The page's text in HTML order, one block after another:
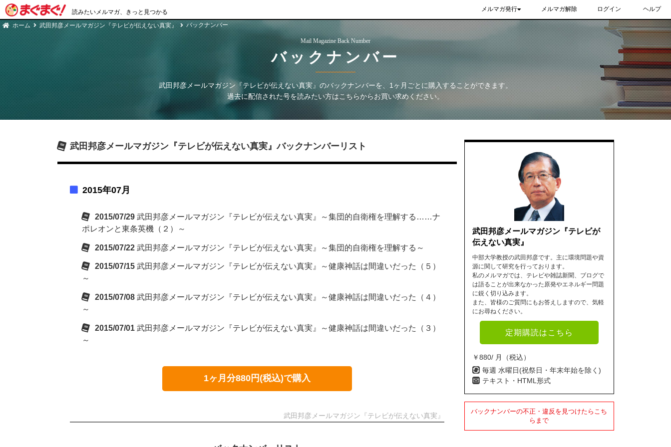
読みたいメルマガ、きっと見つかる メルマガ発行 メルマガ解除 ログイン ヘルプ
ホーム 武田邦彦メールマガジン『テレビが伝えない真実』 バックナンバー
Mail Magazine Back Number
バックナンバー
武田邦彦メールマガジン『テレビが伝えない真実』 のバックナンバーを、1ヶ月ごとに購入することができます。
過去に配信された号を読みたい方はこちらからお買い求めください。
武田邦彦メールマガジン『テレビが伝えない真実』バックナンバーリスト
2015年07月
2015/07/29 武田邦彦メールマガジン『テレビが伝えない真実』～集団的自衛権を理解する……ナ
ポレオンと東条英機（２）～
2015/07/22 武田邦彦メールマガジン『テレビが伝えない真実』～集団的自衛権を理解する～
2015/07/15 武田邦彦メールマガジン『テレビが伝えない真実』～健康神話は間違いだった（５）
～
2015/07/08 武田邦彦メールマガジン『テレビが伝えない真実』～健康神話は間違いだった（４）
～
2015/07/01 武田邦彦メールマガジン『テレビが伝えない真実』～健康神話は間違いだった（３）
～
1ヶ月分880円(税込)で購入
武田邦彦メールマガジン『テレビが伝えない真実』
武田邦彦メールマガジン『テレビが
伝えない真実』
中部大学教授の武田邦彦です。主に環境問題や資
源に関して研究を行っております。
私のメルマガでは、テレビや雑誌新聞、ブログで
は語ることが出来なかった原発やエネルギー問題
に鋭く切り込みます。
また、皆様のご質問にもお答えしますので、気軽
にお尋ねください。
定期購読はこちら
￥880/ 月（税込）
毎週 水曜日(祝祭日・年末年始を除く)
テキスト・HTML形式
バックナンバーの不正・違反を見つけたらこち
らまで